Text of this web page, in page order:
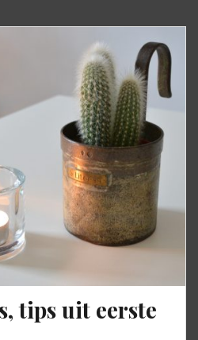
tips uit eerste